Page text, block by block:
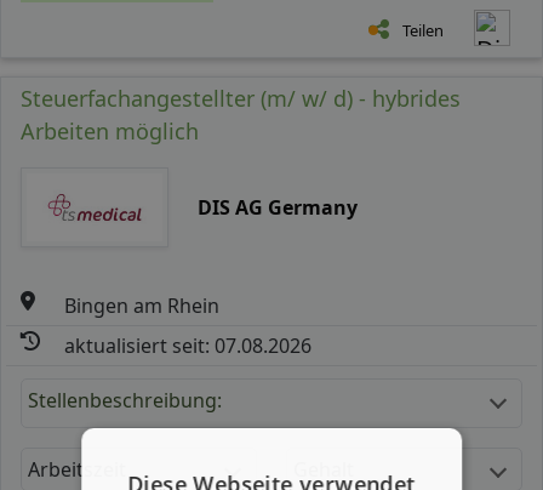
Teilen
Steuerfachangestellter (m/ w/ d) - hybrides
Arbeiten möglich
DIS AG Germany
Bingen am Rhein
aktualisiert seit: 07.08.2026
Stellenbeschreibung:
Arbeitszeit
Diese Webseite verwendet